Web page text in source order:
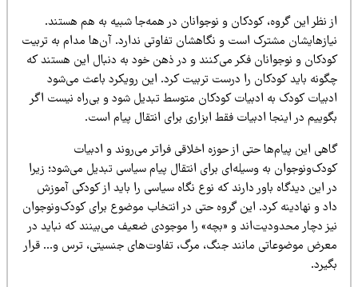
نظر این گروه، کودکان و نوجوانان در همه‌جا شبیه به هم هستند.
مشترک است و نگاهشان تفاوتی ندارد. آن‌ها مدام به تربیت
و نوجوانان فکر می‌کنند و در ذهن خود به دنبال این هستند که
باید کودکان را درست تربیت کرد. این رویکرد باعث می‌شود
کودک به ادبیات کودکان متوسط تبدیل شود و بی‌راه نیست اگر
در اینجا ادبیات فقط ابزاری برای انتقال پیام است.
این پیام‌ها حتی از حوزه اخلاقی فراتر می‌روند و ادبیات
به وسیله‌ای برای انتقال پیام سیاسی تبدیل می‌شود؛ زیرا
این دیدگاه باور دارند که نوع نگاه سیاسی را باید از کودکی آموزش
و نهادینه کرد. این گروه حتی در انتخاب موضوع برای کودک‌ونوجوان
دچار محدودیت‌اند و «بچه» را موجودی ضعیف می‌بینند که نباید در
موضوعاتی مانند جنگ، مرگ، تفاوت‌های جنسیتی، ترس و… قرار